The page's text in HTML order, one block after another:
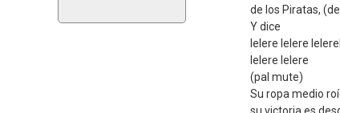
de los Piratas,
Y dice
lelere lelere
lelere lelere
(pal mute)
Su ropa medio